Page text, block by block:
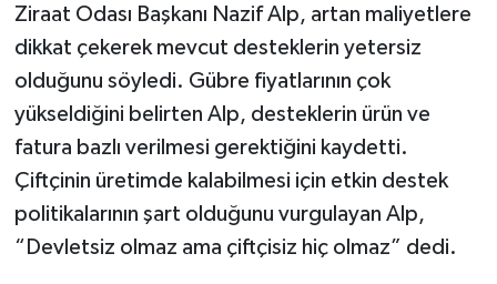
Ziraat Odası Başkanı Nazif Alp, artan maliyetlere
dikkat çekerek mevcut desteklerin yetersiz
olduğunu söyledi. Gübre fiyatlarının çok
yükseldiğini belirten Alp, desteklerin ürün ve
fatura bazlı verilmesi gerektiğini kaydetti.
Çiftçinin üretimde kalabilmesi için etkin destek
politikalarının şart olduğunu vurgulayan Alp,
“Devletsiz olmaz ama çiftçisiz hiç olmaz” dedi.